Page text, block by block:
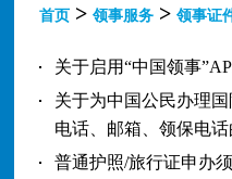
首页 > 领事服务 > 领事证
关于启用“中国领事
关于为中国公民办理
电话、邮箱、领保电话
普通护照/旅行证申办须